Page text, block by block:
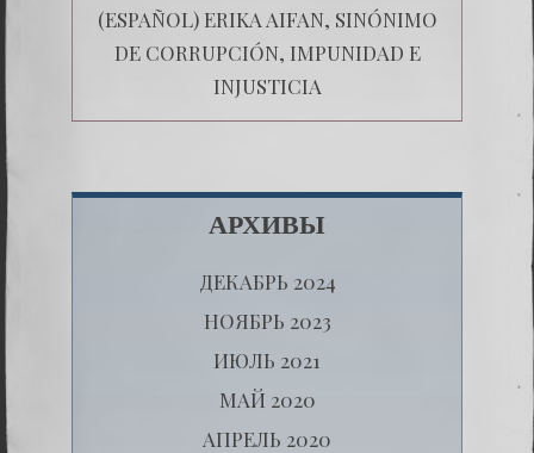
(ESPAÑOL) ERIKA AIFAN, SINÓNIMO
DE CORRUPCIÓN, IMPUNIDAD E
INJUSTICIA
АРХИВЫ
ДЕКАБРЬ 2024
НОЯБРЬ 2023
ИЮЛЬ 2021
МАЙ 2020
АПРЕЛЬ 2020